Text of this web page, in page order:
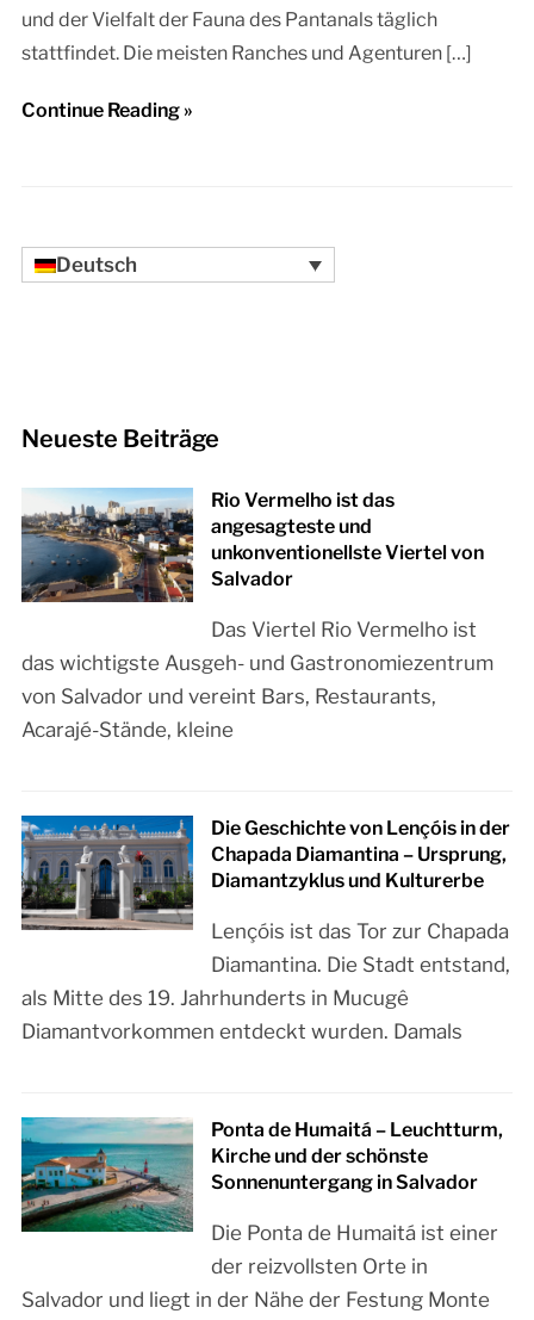
und der Vielfalt der Fauna des Pantanals täglich
stattfindet. Die meisten Ranches und Agenturen […]
Continue Reading »
Deutsch
Neueste Beiträge
Rio Vermelho ist das
angesagteste und
unkonventionellste Viertel von
Salvador
Das Viertel Rio Vermelho ist
das wichtigste Ausgeh- und Gastronomiezentrum
von Salvador und vereint Bars, Restaurants,
Acarajé-Stände, kleine
Die Geschichte von Lençóis in der
Chapada Diamantina – Ursprung,
Diamantzyklus und Kulturerbe
Lençóis ist das Tor zur Chapada
Diamantina. Die Stadt entstand,
als Mitte des 19. Jahrhunderts in Mucugê
Diamantvorkommen entdeckt wurden. Damals
Ponta de Humaitá – Leuchtturm,
Kirche und der schönste
Sonnenuntergang in Salvador
Die Ponta de Humaitá ist einer
der reizvollsten Orte in
Salvador und liegt in der Nähe der Festung Monte